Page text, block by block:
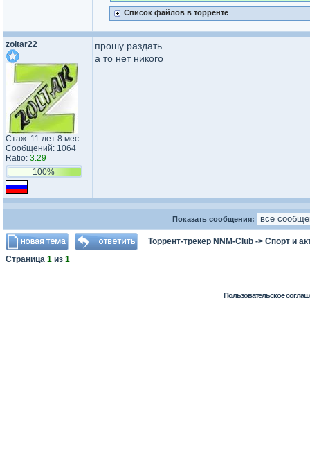
Список файлов в торренте
zoltar22
Стаж: 11 лет 8 мес.
Сообщений: 1064
Ratio: 3.29
100%
прошу раздать
а то нет никого
Показать сообщения:
Торрент-трекер NNM-Club -> Спорт и
Страница 1 из 1
Пользовательское